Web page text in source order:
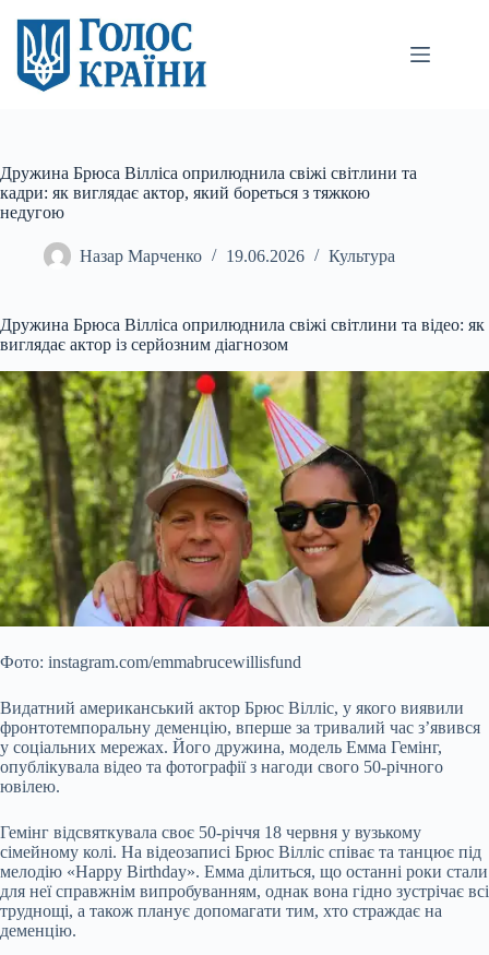
вмісту
Дружина Брюса Вілліса оприлюднила свіжі світлини та
кадри: як виглядає актор, який бореться з тяжкою
недугою
Назар Марченко 19.06.2026 Культура
Дружина Брюса Вілліса оприлюднила свіжі світлини та відео: як
виглядає актор із серйозним діагнозом
Фото: instagram.com/emmabrucewillisfund
Видатний американський актор Брюс Вілліс, у якого виявили
фронтотемпоральну деменцію, вперше за тривалий час з’явився
у соціальних мережах. Його дружина, модель Емма Гемінг,
опублікувала відео та фотографії з нагоди свого 50-річного
ювілею.
Гемінг відсвяткувала своє 50-річчя 18 червня у вузькому
сімейному колі. На відеозаписі Брюс Вілліс співає та танцює під
мелодію «Happy Birthday». Емма ділиться, що останні роки стали
для неї справжнім випробуванням, однак вона гідно зустрічає всі
труднощі, а також планує допомагати тим, хто страждає на
деменцію.